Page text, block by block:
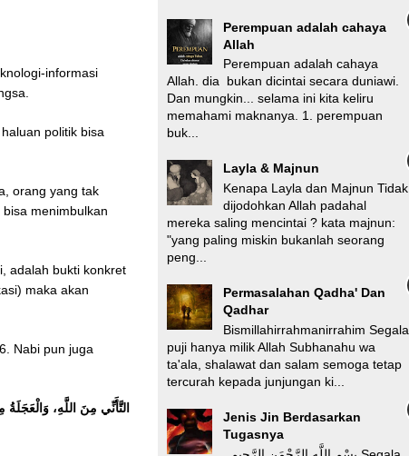
informasi
politik bisa
orang yang tak
menimbulkan
adalah bukti konkret
maka akan
Nabi pun juga
التَّأَنِّي مِنَ اللَّهِ،
Perempuan adalah cahaya
Allah
Perempuan adalah cahaya
Allah. dia bukan dicintai secara duniawi.
Dan mungkin... selama ini kita keliru
memahami maknanya. 1. perempuan
buk...
Layla & Majnun
Kenapa Layla dan Majnun Tidak
dijodohkan Allah padahal
mereka saling mencintai ? kata majnun:
"yang paling miskin bukanlah seorang
peng...
Permasalahan Qadha' Dan
Qadhar
Bismillahirrahmanirrahim Segala
puji hanya milik Allah Subhanahu wa
ta'ala, shalawat dan salam semoga tetap
tercurah kepada junjungan ki...
Jenis Jin Berdasarkan
Tugasnya